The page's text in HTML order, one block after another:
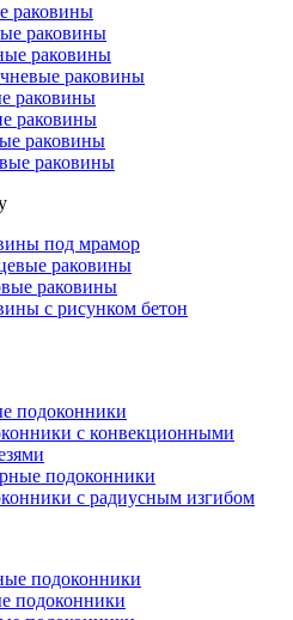
раковины
раковины
раковины
раковины
раковины
раковины
раковины
раковины
под мрамор
раковины
раковины
с рисунком бетон
подоконники
с конвекционными
подоконники
с радиусным изгибом
подоконники
подоконники